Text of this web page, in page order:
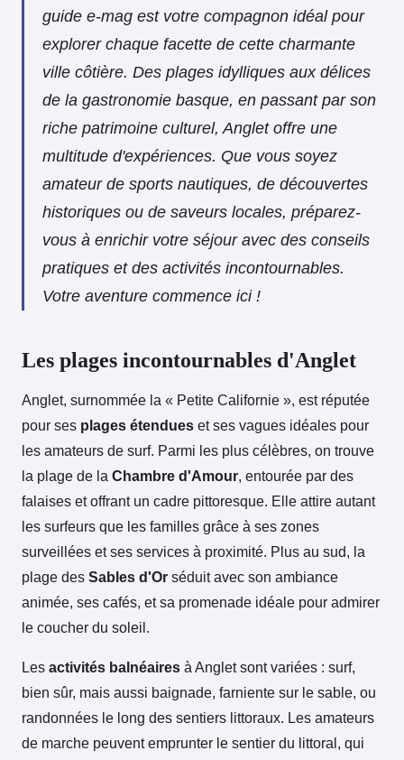
guide e-mag est votre compagnon idéal pour
explorer chaque facette de cette charmante
ville côtière. Des plages idylliques aux délices
de la gastronomie basque, en passant par son
riche patrimoine culturel, Anglet offre une
multitude d'expériences. Que vous soyez
amateur de sports nautiques, de découvertes
historiques ou de saveurs locales, préparez-
vous à enrichir votre séjour avec des conseils
pratiques et des activités incontournables.
Votre aventure commence ici !
Les plages incontournables d'Anglet
Anglet, surnommée la « Petite Californie », est réputée
pour ses plages étendues et ses vagues idéales pour
les amateurs de surf. Parmi les plus célèbres, on trouve
la plage de la Chambre d'Amour, entourée par des
falaises et offrant un cadre pittoresque. Elle attire autant
les surfeurs que les familles grâce à ses zones
surveillées et ses services à proximité. Plus au sud, la
plage des Sables d'Or séduit avec son ambiance
animée, ses cafés, et sa promenade idéale pour admirer
le coucher du soleil.
Les activités balnéaires à Anglet sont variées : surf,
bien sûr, mais aussi baignade, farniente sur le sable, ou
randonnées le long des sentiers littoraux. Les amateurs
de marche peuvent emprunter le sentier du littoral, qui